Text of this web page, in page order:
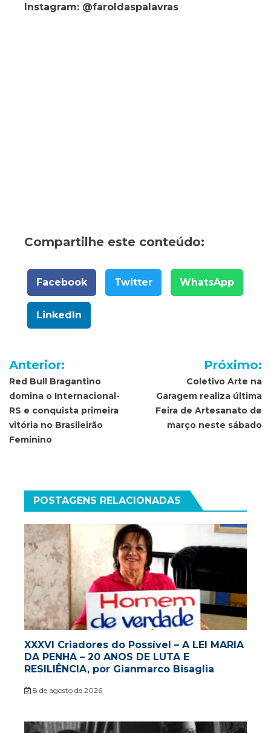
Instagram: @faroldaspalavras
Compartilhe este conteúdo:
Facebook Twitter WhatsApp
LinkedIn
Navegação
de
Post
Anterior:
Red Bull Bragantino
domina o Internacional-
RS e conquista primeira
vitória no Brasileirão
Feminino
Próximo:
Coletivo Arte na
Garagem realiza última
Feira de Artesanato de
março neste sábado
POSTAGENS RELACIONADAS
XXXVI Criadores do Possível – A LEI MARIA
DA PENHA – 20 ANOS DE LUTA E
RESILIÊNCIA, por Gianmarco Bisaglia
8 de agosto de 2026